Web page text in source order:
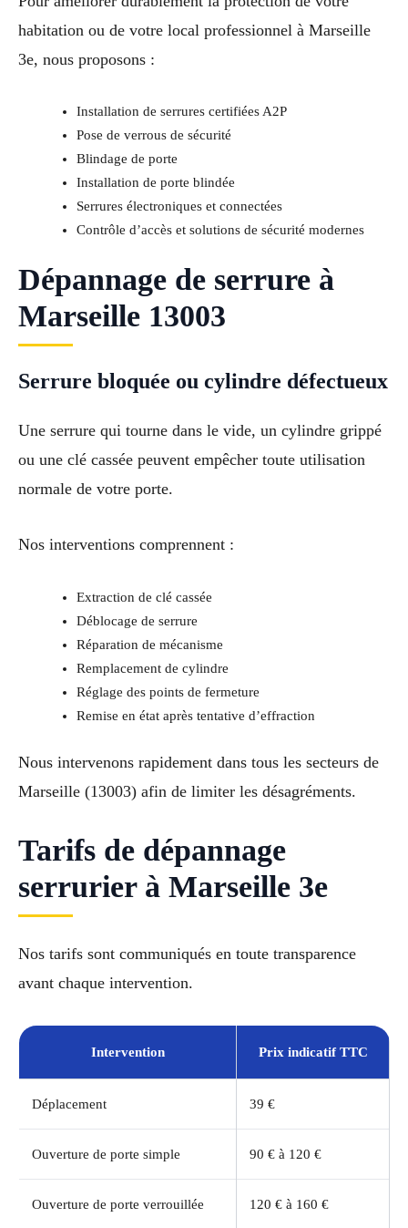
habitation ou de votre local professionnel à Marseille
3e, nous proposons :
Installation de serrures certifiées A2P
Pose de verrous de sécurité
Blindage de porte
Installation de porte blindée
Serrures électroniques et connectées
Contrôle d’accès et solutions de sécurité modernes
Dépannage de serrure à
Marseille 13003
Serrure bloquée ou cylindre défectueux
Une serrure qui tourne dans le vide, un cylindre grippé
ou une clé cassée peuvent empêcher toute utilisation
normale de votre porte.
Nos interventions comprennent :
Extraction de clé cassée
Déblocage de serrure
Réparation de mécanisme
Remplacement de cylindre
Réglage des points de fermeture
Remise en état après tentative d’effraction
Nous intervenons rapidement dans tous les secteurs de
Marseille (13003) afin de limiter les désagréments.
Tarifs de dépannage
serrurier à Marseille 3e
Nos tarifs sont communiqués en toute transparence
avant chaque intervention.
Intervention Prix indicatif TTC
Déplacement 39 €
Ouverture de porte simple 90 € à 120 €
Ouverture de porte verrouillée 120 € à 160 €